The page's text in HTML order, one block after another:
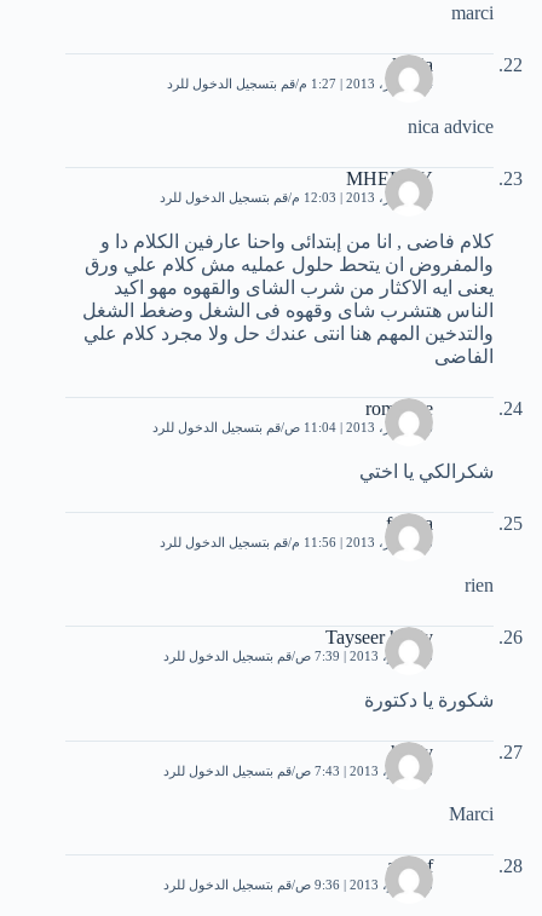
marci
lamia
14 أكتوبر، 2013 | 1:27 م قم بتسجيل الدخول للرد
nica advice
MHELMY
19 أكتوبر، 2013 | 12:03 م قم بتسجيل الدخول للرد
كلام فاضى , انا من إبتدائى واحنا عارفين الكلام دا و
والمفروض ان يتحط حلول عمليه مش كلام علي ورق
يعنى ايه الاكثار من شرب الشاى والقهوه مهو اكيد
الناس هتشرب شاى وقهوه فى الشغل وضغط الشغل
والتدخين المهم هنا انتى عندك حل ولا مجرد كلام علي
الفاضى
romaisae
26 أكتوبر، 2013 | 11:04 ص قم بتسجيل الدخول للرد
شكرالكي يا اختي
fatima
28 أكتوبر، 2013 | 11:56 م قم بتسجيل الدخول للرد
rien
Tayseer hindy
8 نوفمبر، 2013 | 7:39 ص قم بتسجيل الدخول للرد
شكورة يا دكتورة
haidy
8 نوفمبر، 2013 | 7:43 ص قم بتسجيل الدخول للرد
Marci
ashraf
8 نوفمبر، 2013 | 9:36 ص قم بتسجيل الدخول للرد